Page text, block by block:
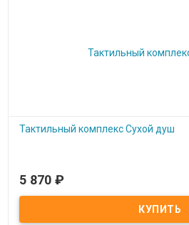
Тактильный комплекс Сухой душ
Под заказ
Тактильный комплекс Сухой душ
5 870 ₽